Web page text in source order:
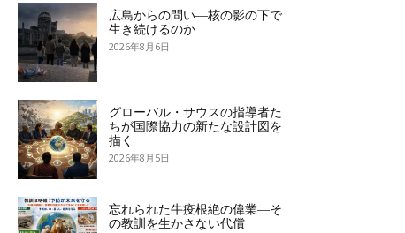
広島からの問い―核の影の下で
生き続けるのか
2026年8月6日
グローバル・サウスの指導者た
ちが国際協力の新たな設計図を
描く
2026年8月5日
忘れられた牛疫根絶の偉業―そ
の教訓を生かさない代償